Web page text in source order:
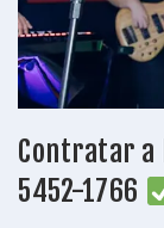
Contratar a
5452-1766